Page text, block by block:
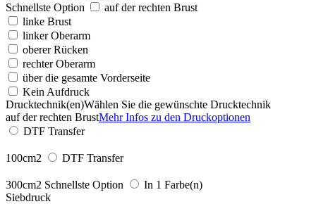
Schnellste Option
auf der rechten Brust
linke Brust
linker Oberarm
oberer Rücken
rechter Oberarm
über die gesamte Vorderseite
Kein Aufdruck
Drucktechnik(en)Wählen Sie die gewünschte Drucktechnik
auf der rechten BrustMehr Infos zu den Druckoptionen
DTF Transfer
100cm2 DTF Transfer
300cm2 Schnellste Option
In 1 Farbe(n)
Siebdruck